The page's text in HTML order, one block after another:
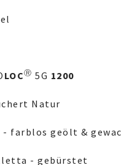
LOCⓇ 5G 1200
Natur
- farblos geölt &
- gebürstet